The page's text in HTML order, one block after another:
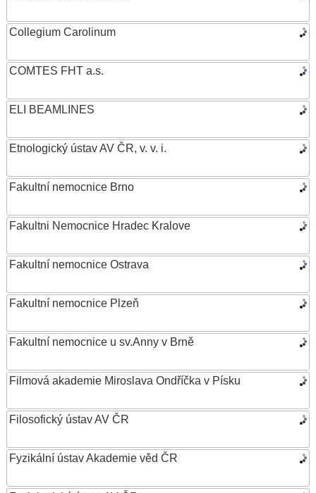
Collegium Carolinum
COMTES FHT a.s.
ELI BEAMLINES
Etnologický ústav AV ČR, v. v. i.
Fakultní nemocnice Brno
Fakultni Nemocnice Hradec Kralove
Fakultní nemocnice Ostrava
Fakultní nemocnice Plzeň
Fakultní nemocnice u sv.Anny v Brně
Filmová akademie Miroslava Ondříčka v Písku
Filosofický ústav AV ČR
Fyzikální ústav Akademie věd ČR